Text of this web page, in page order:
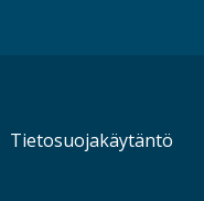
Tietosuojakäytäntö